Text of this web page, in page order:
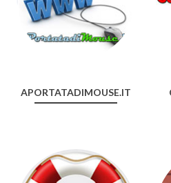
APORTATADIMOUSE.IT